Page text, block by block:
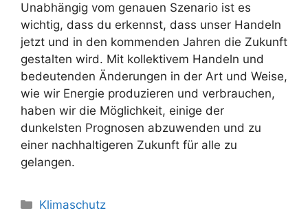
Unabhängig vom genauen Szenario ist es
wichtig, dass du erkennst, dass unser Handeln
jetzt und in den kommenden Jahren die Zukunft
gestalten wird. Mit kollektivem Handeln und
bedeutenden Änderungen in der Art und Weise,
wie wir Energie produzieren und verbrauchen,
haben wir die Möglichkeit, einige der
dunkelsten Prognosen abzuwenden und zu
einer nachhaltigeren Zukunft für alle zu
gelangen.
Kategorien
Klimaschutz